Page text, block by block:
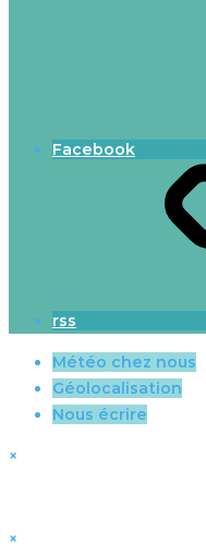
Facebook
rss
Météo chez nous
Géolocalisation
Nous écrire
×
×